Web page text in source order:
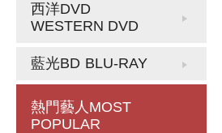
西洋DVD
WESTERN DVD
藍光BD BLU-RAY
熱門藝人 MOST
POPULAR